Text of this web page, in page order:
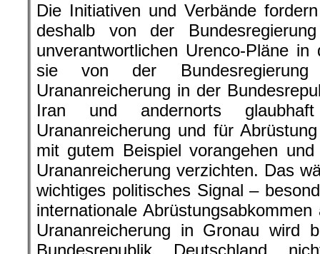
Die Initiativen und Verbände fordern
deshalb von der
unverantwortlichen Urenco-Pläne
sie von der
Urananreicherung in der
Iran und andernorts
Urananreicherung und für
mit gutem Beispiel vorangehen
Urananreicherung verzichten. Das
wichtiges politisches Signal –
internationale
Urananreicherung in Gronau wird
Bundesrepublik Deutschland